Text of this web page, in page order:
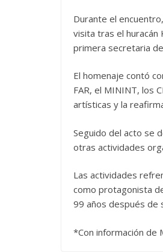
Durante el
visita tras el
primera secretaria
El homenaje contó
FAR, el MININT, los
artísticas y la
Seguido del acto se
otras actividades
Las actividades
como protagonista
99 años después de
*Con información de